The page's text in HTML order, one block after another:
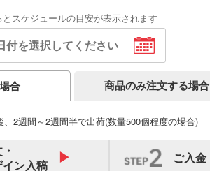
スケジュールの目安が表示されます
合 商品のみ注文する場合
、2週間～2週間半で出荷(数量500個程度の場合)
イン入稿
ご入金